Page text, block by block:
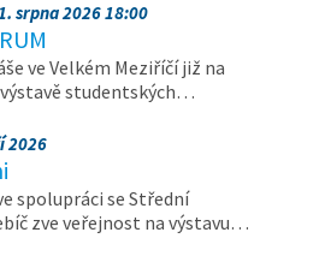
srpna 2026 18:00
ve Velkém Meziříčí již na
studentských…
2026
spolupráci se Střední
zve veřejnost na výstavu…